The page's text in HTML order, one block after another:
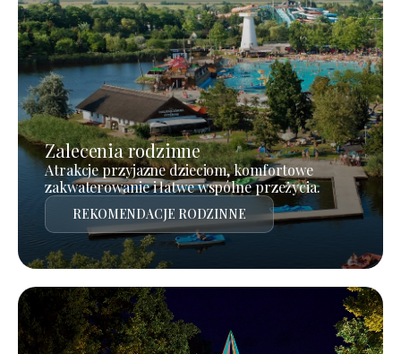
Zalecenia rodzinne
Atrakcje przyjazne dzieciom, komfortowe
zakwaterowanie i łatwe wspólne przeżycia.
REKOMENDACJE RODZINNE